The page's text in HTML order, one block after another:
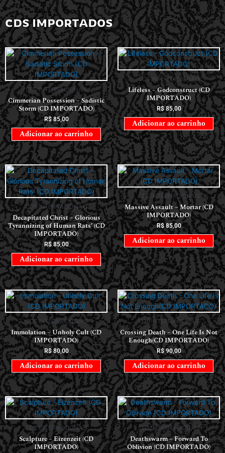
CDS IMPORTADOS
CDS INTERNACIONAIS
Cimmerian Possession – Sadistic
Storm (CD IMPORTADO)
R$85,00
Adicionar ao carrinho
CDS INTERNACIONAIS
Lifeless – Godconstruct (CD
IMPORTADO)
R$85,00
Adicionar ao carrinho
CDS INTERNACIONAIS
Decapitated Christ – Glorious
Tyrannizing of Human Rats’ (CD
IMPORTADO)
R$85,00
Adicionar ao carrinho
CDS INTERNACIONAIS
Massive Assault – Mortar (CD
IMPORTADO)
R$85,00
Adicionar ao carrinho
CDS INTERNACIONAIS
Immolation – Unholy Cult (CD
IMPORTADO)
R$80,00
Adicionar ao carrinho
CDS INTERNACIONAIS
Crossing Death – One Life Is Not
Enough(CD IMPORTADO)
R$90,00
Adicionar ao carrinho
CDS INTERNACIONAIS
Scalpture – Eizenzeit (CD
IMPORTADO)
CDS INTERNACIONAIS
Deathswarm – Forward To
Oblivion (CD IMPORTADO)